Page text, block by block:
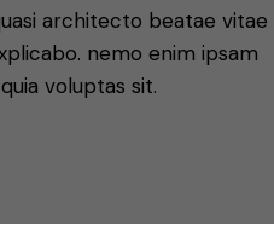
architecto beatae vitae
nemo enim ipsam
voluptas sit.